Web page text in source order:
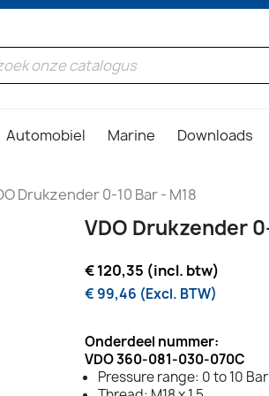
Automobiel Marine Downloads
Drukzender 0-10 Bar - M18
VDO Drukzender
€ 120,35 (incl. btw)
€ 99,46 (Excl. BTW)
Onderdeel nummer:
VDO 360-081-030-070C
Pressure range: 0 to 10 Bar